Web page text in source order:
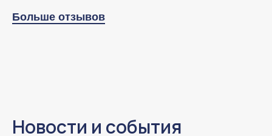
Больше отзывов
Новости и события